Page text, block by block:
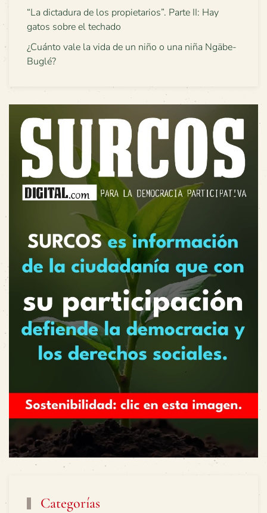
“La dictadura de los propietarios”. Parte II: Hay
gatos sobre el techado
¿Cuánto vale la vida de un niño o una niña Ngäbe-
Buglé?
Categorías